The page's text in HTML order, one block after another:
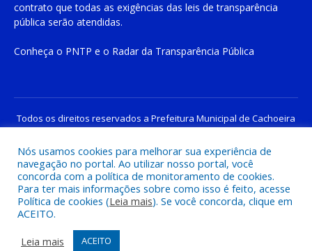
contrato que todas as exigências das leis de transparência
pública serão atendidas.
Conheça o PNTP e o Radar da Transparência Pública
Todos os direitos reservados a Prefeitura Municipal de Cachoeira
do Piriá
Mapa do Site
Acessar Área Administrativa
Acessar o Webmail
Nós usamos cookies para melhorar sua experiência de
navegação no portal. Ao utilizar nosso portal, você
concorda com a política de monitoramento de cookies.
Para ter mais informações sobre como isso é feito, acesse
Política de cookies (Leia mais). Se você concorda, clique em
ACEITO.
Leia mais
ACEITO